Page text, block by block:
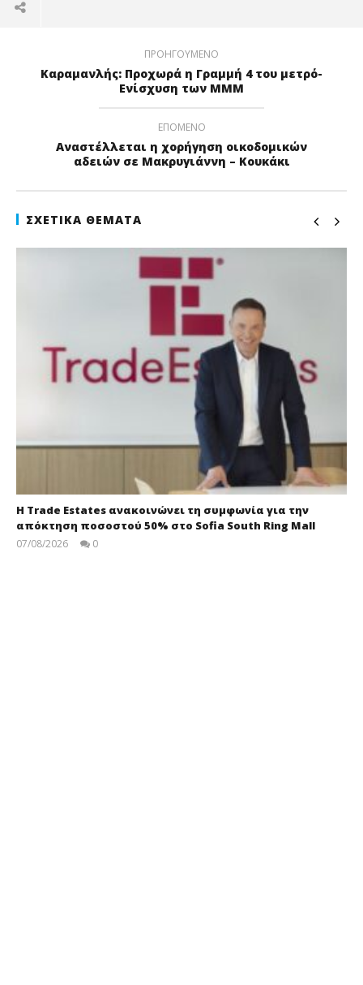
ΠΡΟΗΓΟΎΜΕΝΟ
Kαραμανλής: Προχωρά η Γραμμή 4 του μετρό-
Ενίσχυση των ΜΜΜ
ΕΠΌΜΕΝΟ
Αναστέλλεται η χορήγηση οικοδομικών
αδειών σε Μακρυγιάννη – Κουκάκι
ΣΧΕΤΙΚΆ ΘΈΜΑΤΑ
Η Trade Estates ανακοινώνει τη συμφωνία για την
απόκτηση ποσοστού 50% στο Sofia South Ring Mall
07/08/2026 0